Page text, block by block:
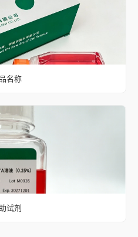
名称
试剂